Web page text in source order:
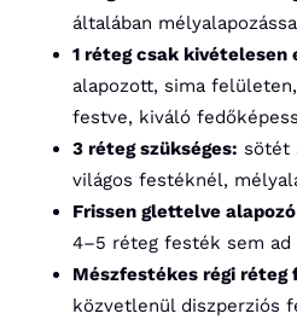
általában
1 réteg csak kivételesen
alapozott, sima
festve, kiváló
3 réteg szükséges: sötét
világos festéknél,
Frissen glettelve
4–5 réteg festék sem
Mészfestékes régi réteg
közvetlenül diszperziós